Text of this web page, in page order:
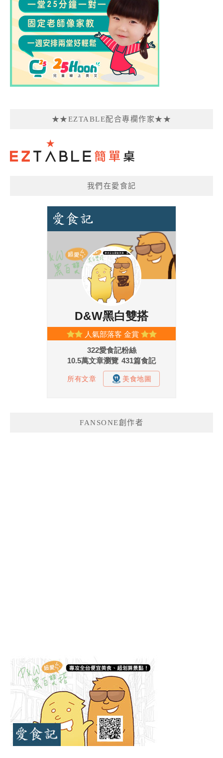
★★EZTABLE配合專欄作家★★
我們在愛食記
FANSONE創作者